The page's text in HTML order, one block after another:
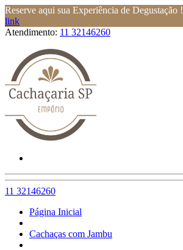
Reserve aqui sua Experiência de Degustação !
link
Atendimento: 11 32146260
11 32146260
Página Inicial
Cachaças com Jambu